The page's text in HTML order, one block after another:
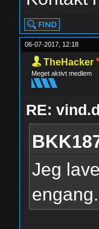
06-07-2017, 12:18
TheHacker
Meget aktivt medlem
RE:
Jeg
engang.